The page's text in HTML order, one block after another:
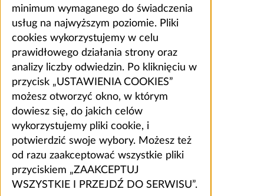
minimum wymaganego do świadczenia
usług na najwyższym poziomie. Pliki
cookies wykorzystujemy w celu
prawidłowego działania strony oraz
analizy liczby odwiedzin. Po kliknięciu w
przycisk „USTAWIENIA COOKIES”
możesz otworzyć okno, w którym
dowiesz się, do jakich celów
wykorzystujemy pliki cookie, i
potwierdzić swoje wybory. Możesz też
od razu zaakceptować wszystkie pliki
przyciskiem „ZAAKCEPTUJ
WSZYSTKIE I PRZEJDŹ DO SERWISU”.